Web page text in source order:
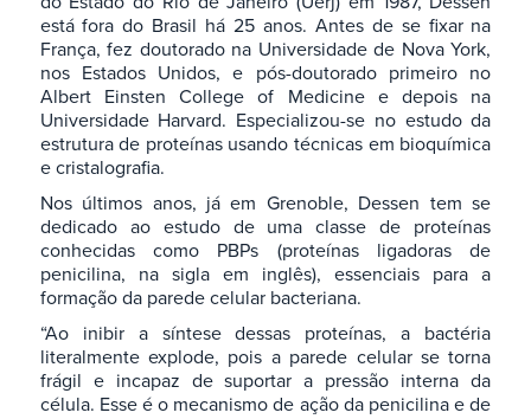
está fora do Brasil há 25 anos. Antes de se fixar na
França, fez doutorado na Universidade de Nova York,
nos Estados Unidos, e pós-doutorado primeiro no
Albert Einsten College of Medicine e depois na
Universidade Harvard. Especializou-se no estudo da
estrutura de proteínas usando técnicas em bioquímica
e cristalografia.
Nos últimos anos, já em Grenoble, Dessen tem se
dedicado ao estudo de uma classe de proteínas
conhecidas como PBPs (proteínas ligadoras de
penicilina, na sigla em inglês), essenciais para a
formação da parede celular bacteriana.
“Ao inibir a síntese dessas proteínas, a bactéria
literalmente explode, pois a parede celular se torna
frágil e incapaz de suportar a pressão interna da
célula. Esse é o mecanismo de ação da penicilina e de